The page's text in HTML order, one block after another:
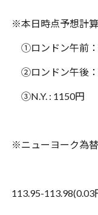
※本日時点予想計
①ロンドン午前：
②ロンドン午後：
③N.Y. : 1150円
※ニューヨーク為
113.95-113.98(0.03